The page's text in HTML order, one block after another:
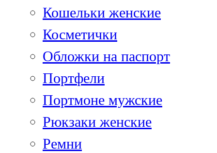
Кошельки женские
Косметички
Обложки на паспорт
Портфели
Портмоне мужские
Рюкзаки женские
Ремни